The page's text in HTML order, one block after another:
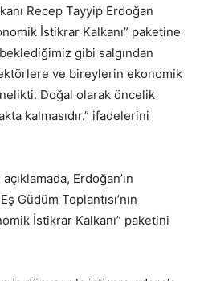
Recep Tayyip Erdoğan
İstikrar Kalkanı” paketine
gibi salgından
ve bireylerin ekonomik
Doğal olarak öncelik
kalmasıdır.” ifadelerini
açıklamada, Erdoğan’ın
Güdüm Toplantısı’nın
İstikrar Kalkanı” paketini